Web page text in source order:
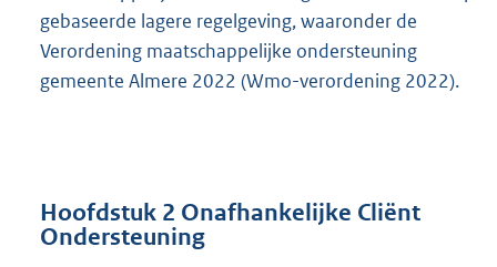
gebaseerde lagere regelgeving, waaronder de
Verordening maatschappelijke ondersteuning
gemeente Almere 2022 (Wmo-verordening 2022).
Hoofdstuk 2 Onafhankelijke Cliënt
Ondersteuning